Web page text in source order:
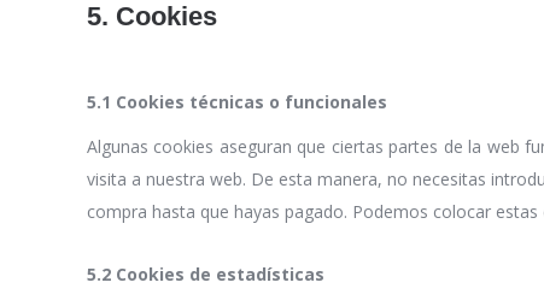
5. Cookies
5.1 Cookies técnicas o funcionales
Algunas cookies aseguran que ciertas partes de la web
visita a nuestra web. De esta manera, no necesitas
compra hasta que hayas pagado. Podemos colocar
5.2 Cookies de estadísticas